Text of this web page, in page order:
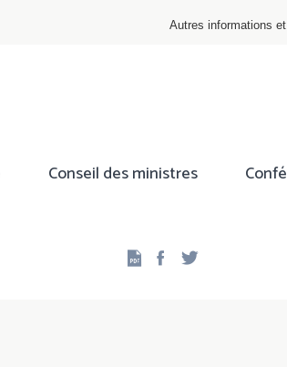
Autres informations
Conseil des ministres
Facebook